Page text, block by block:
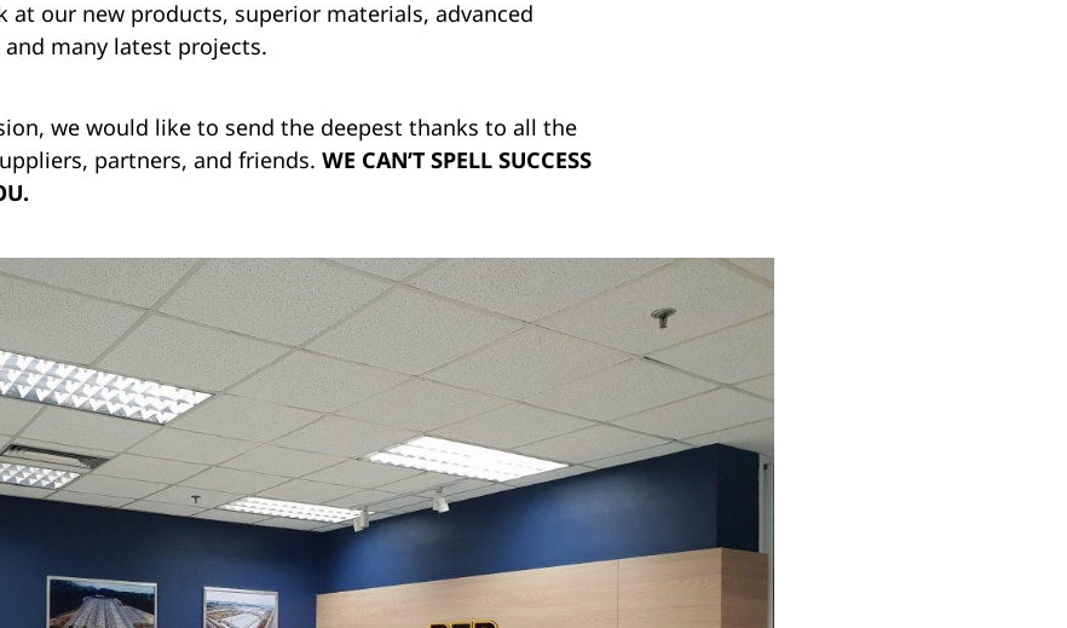
at our new products, superior materials, advanced
many latest projects.
we would like to send the deepest thanks to all the
partners, and friends. WE CAN’T SPELL SUCCESS